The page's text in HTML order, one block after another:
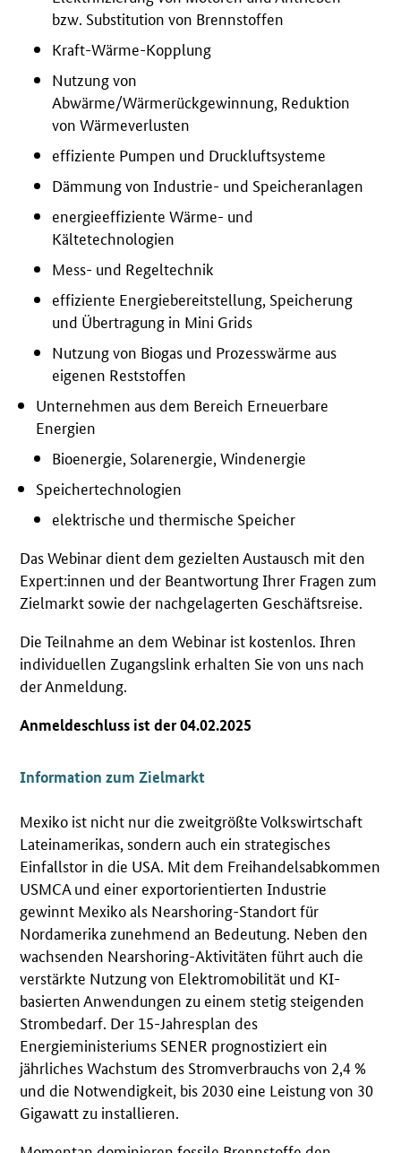
bzw. Substitution von Brennstoffen
Kraft-Wärme-Kopplung
Nutzung von
Abwärme/Wärmerückgewinnung, Reduktion
von Wärmeverlusten
effiziente Pumpen und Druckluftsysteme
Dämmung von Industrie- und Speicheranlagen
energieeffiziente Wärme- und
Kältetechnologien
Mess- und Regeltechnik
effiziente Energiebereitstellung, Speicherung
und Übertragung in Mini Grids
Nutzung von Biogas und Prozesswärme aus
eigenen Reststoffen
Unternehmen aus dem Bereich Erneuerbare
Energien
Bioenergie, Solarenergie, Windenergie
Speichertechnologien
elektrische und thermische Speicher
Das Webinar dient dem gezielten Austausch mit den
Expert:innen und der Beantwortung Ihrer Fragen zum
Zielmarkt sowie der nachgelagerten Geschäftsreise.
Die Teilnahme an dem Webinar ist kostenlos. Ihren
individuellen Zugangslink erhalten Sie von uns nach
der Anmeldung.
Anmeldeschluss ist der 04.02.2025
Information zum Zielmarkt
Mexiko ist nicht nur die zweitgrößte Volkswirtschaft
Lateinamerikas, sondern auch ein strategisches
Einfallstor in die USA. Mit dem Freihandelsabkommen
USMCA und einer exportorientierten Industrie
gewinnt Mexiko als Nearshoring-Standort für
Nordamerika zunehmend an Bedeutung. Neben den
wachsenden Nearshoring-Aktivitäten führt auch die
verstärkte Nutzung von Elektromobilität und KI-
basierten Anwendungen zu einem stetig steigenden
Strombedarf. Der 15-Jahresplan des
Energieministeriums SENER prognostiziert ein
jährliches Wachstum des Stromverbrauchs von 2,4 %
und die Notwendigkeit, bis 2030 eine Leistung von 30
Gigawatt zu installieren.